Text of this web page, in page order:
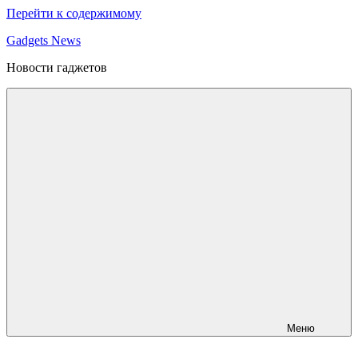
Перейти к содержимому
Gadgets News
Новости гаджетов
Меню